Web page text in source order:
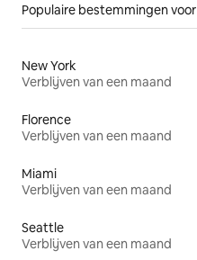
Populaire bestemmingen
New York
Verblijven van een maand
Florence
Verblijven van een maand
Miami
Verblijven van een maand
Seattle
Verblijven van een maand